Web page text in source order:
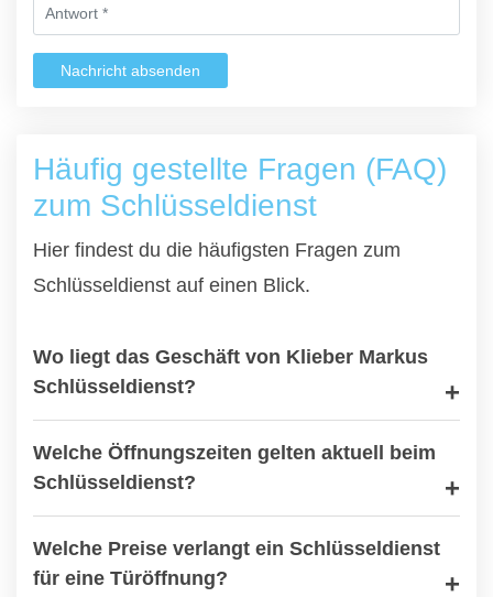
Nachricht absenden
Häufig gestellte Fragen (FAQ)
zum Schlüsseldienst
Hier findest du die häufigsten Fragen zum
Schlüsseldienst auf einen Blick.
Wo liegt das Geschäft von Klieber Markus
Schlüsseldienst?
Welche Öffnungszeiten gelten aktuell beim
Schlüsseldienst?
Welche Preise verlangt ein Schlüsseldienst
für eine Türöffnung?